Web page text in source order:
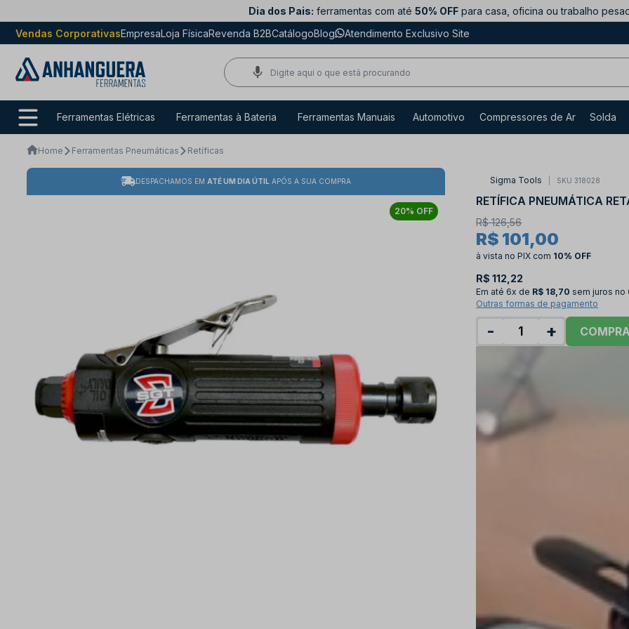
Dia dos Pais: ferramentas com até 50% OFF para casa, oficina ou trabalho
Vendas CorporativasEmpresaLoja FísicaRevenda B2BCatálogoBlog Atendimento Exclusivo Site
Ferramentas Elétricas Ferramentas à Bateria Ferramentas Manuais Automotivo Compressores de Ar Solda
Home Ferramentas Pneumáticas Retíficas
DESPACHAMOS EM ATÉ UM DIA ÚTIL APÓS A SUA COMPRA
20% OFF
Sigma Tools SKU 318028
RETÍFICA PNEUMÁTICA
R$ 126,56
R$ 101,00
à vista no PIX com 10% OFF
R$ 112,22
Em até 6x de R$ 18,70 sem juros no
Outras formas de pagamento
- +